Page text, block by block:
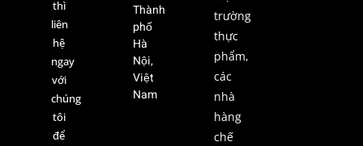
thì
liên
hệ
ngay
với
chúng
tôi
để
Thành
phố
Hà
Nội,
Việt
Nam
trường
thực
phẩm,
các
nhà
hàng
chế